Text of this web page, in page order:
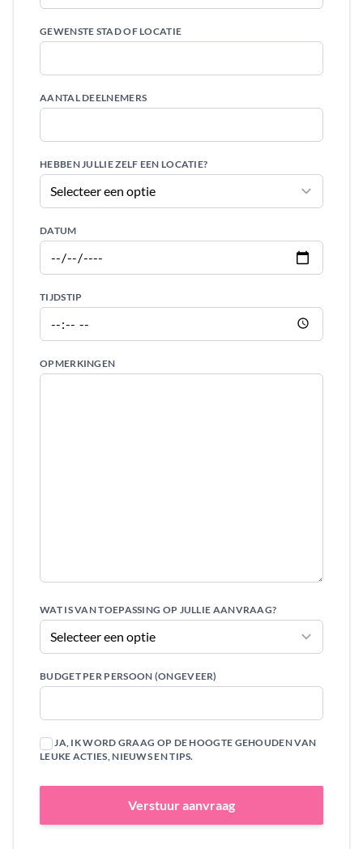
GEWENSTE STAD OF LOCATIE
AANTAL DEELNEMERS
HEBBEN JULLIE ZELF EEN LOCATIE?
DATUM
TIJDSTIP
OPMERKINGEN
WAT IS VAN TOEPASSING OP JULLIE AANVRAAG?
BUDGET PER PERSOON (ONGEVEER)
JA, IK WORD GRAAG OP DE HOOGTE GEHOUDEN VAN
LEUKE ACTIES, NIEUWS EN TIPS.
Verstuur aanvraag